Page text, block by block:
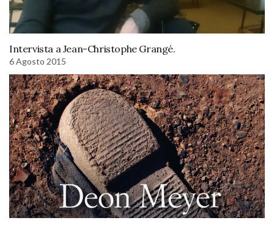
Intervista a Jean-Christophe Grangé.
6 Agosto 2015